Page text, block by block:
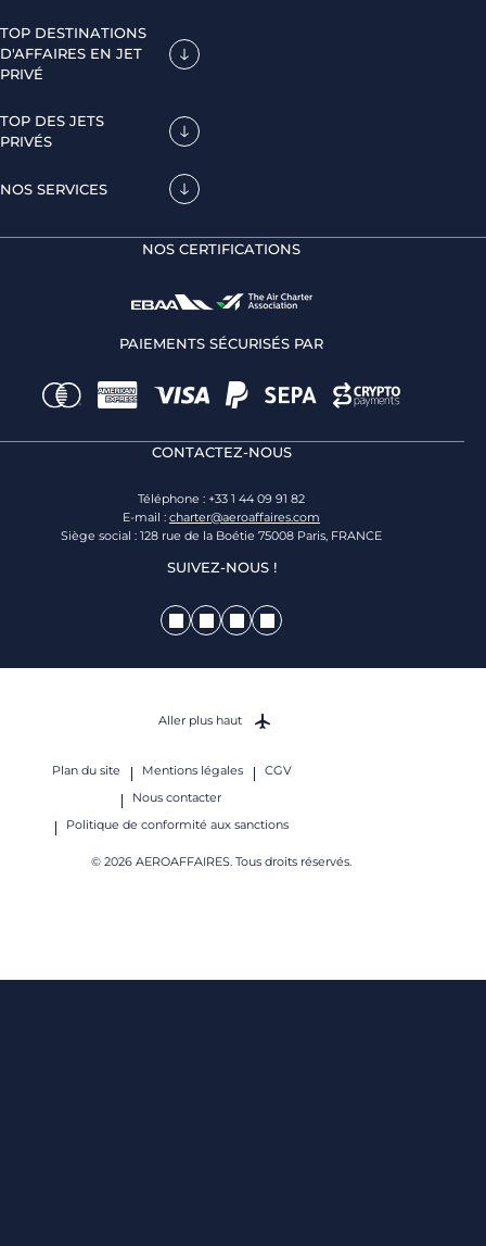
TOP DESTINATIONS
D'AFFAIRES EN JET
PRIVÉ
TOP DES JETS
PRIVÉS
NOS SERVICES
NOS CERTIFICATIONS
PAIEMENTS SÉCURISÉS PAR
CONTACTEZ-NOUS
Téléphone : +33 1 44 09 91 82
E-mail : charter@aeroaffaires.com
Siège social : 128 rue de la Boétie 75008 Paris, FRANCE
SUIVEZ-NOUS !
Plan du site Mentions légales
CGV
Nous contacter
Politique de conformité aux sanctions
© 2026 AEROAFFAIRES. Tous droits réservés.
Aller plus haut